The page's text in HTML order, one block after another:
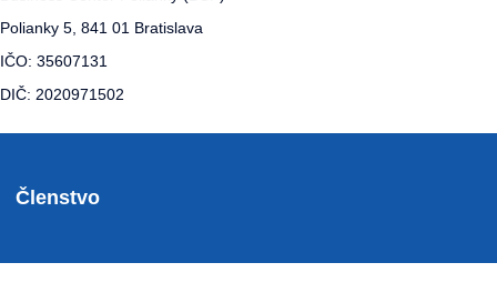
Polianky 5, 841 01 Bratislava
IČO: 35607131
DIČ: 2020971502
Členstvo